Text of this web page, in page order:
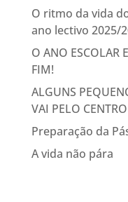
O ritmo da vida
ano lectivo 2025/
O ANO ESCOLAR
FIM!
ALGUNS
VAI PELO
Preparação da
A vida não pára